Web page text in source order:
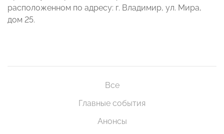
расположенном по адресу: г. Владимир, ул. Мира,
дом 25.
Все
Главные события
Анонсы